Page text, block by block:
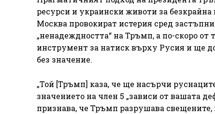
ресурси и украински животи за
Москва провокират истерия сред
„ненадеждността“ на Тръмп, а по-скоро
инструмент за натиск върху Русия и ще
без значение.
„Той [Тръмп] каза, че ще насърчи
значението на член 5 „зависи от вашата
признава, че Тръмп разрушава